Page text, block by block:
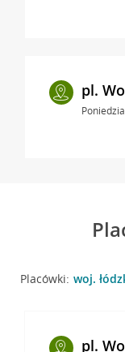
pl.
Placówki: woj.
pl.